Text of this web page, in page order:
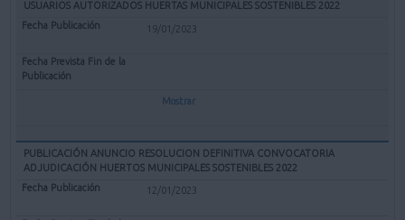
USUARIOS AUTORIZADOS HUERTAS MUNICIPALES SOSTENIBLES 2022
19/01/2023
Mostrar
PUBLICACIÓN ANUNCIO RESOLUCION DEFINITIVA CONVOCATORIA
ADJUDICACIÓN HUERTOS MUNICIPALES SOSTENIBLES 2022
12/01/2023